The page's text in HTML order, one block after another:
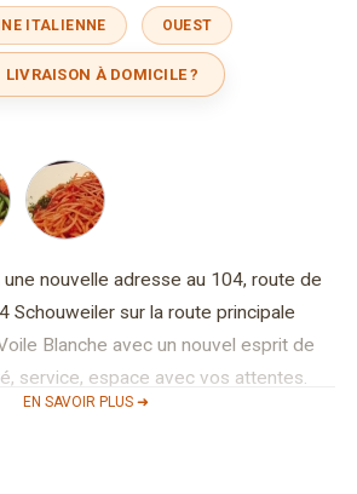
ITALIENNE OUEST
LIVRAISON À DOMICILE ?
EN SAVOIR PLUS ➜
nouvelle adresse au 104, route de
Schouweiler sur la route principale
Blanche avec un nouvel esprit de
service, espace avec vos attentes.
de sa carte se permettra de vous faire